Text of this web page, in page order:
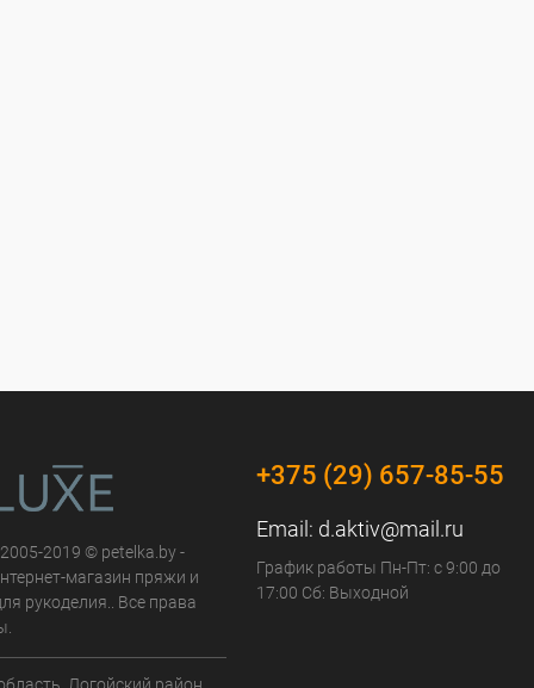
2019 © petelka.by -
магазин пряжи и
рукоделия.. Все права
+375 (29) 657-85-55
Email: d.aktiv@mail.ru
График работы Пн-Пт: с 9:00 до
17:00 Сб: Выходной